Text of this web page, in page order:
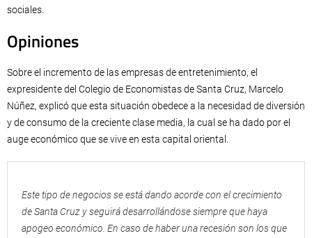
sociales.
Opiniones
Sobre el incremento de las empresas de entretenimiento, el
expresidente del Colegio de Economistas de Santa Cruz, Marcelo
Núñez, explicó que esta situación obedece a la necesidad de diversión
y de consumo de la creciente clase media, la cual se ha dado por el
auge económico que se vive en esta capital oriental.
Este tipo de negocios se está dando acorde con el crecimiento
de Santa Cruz y seguirá desarrollándose siempre que haya
apogeo económico. En caso de haber una recesión son los que